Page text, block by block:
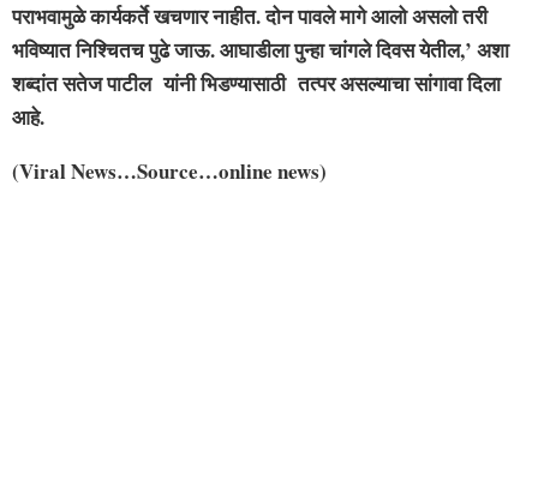
पराभवामुळे कार्यकर्ते खचणार नाहीत. दोन पावले मागे आलो असलो तरी
भविष्यात निश्चितच पुढे जाऊ. आघाडीला पुन्हा चांगले दिवस येतील,’ अशा
शब्दांत सतेज पाटील यांनी भिडण्यासाठी तत्पर असल्याचा सांगावा दिला
आहे.
(Viral News…Source…online news)